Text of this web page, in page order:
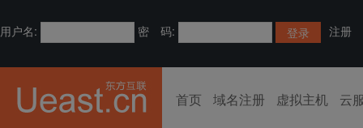
用户名: 密 码: 注册
首页 域名注册 虚拟主机 云